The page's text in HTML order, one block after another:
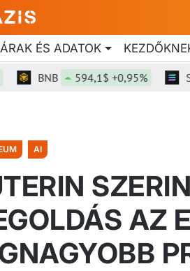
ÁRAK ÉS ADATOK
BNB 594,1$ +0,95% SOL
AI
AZ